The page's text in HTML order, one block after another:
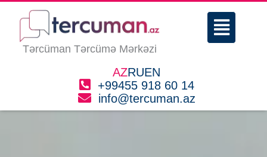
content
Tərcüman Tərcümə Mərkəzi
Menu
AZRUEN
+99455 918 60 14
info@tercuman.az